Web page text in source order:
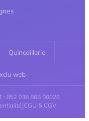
Quincaillerie
web
: 852 038 868 00026
|CGU & CGV